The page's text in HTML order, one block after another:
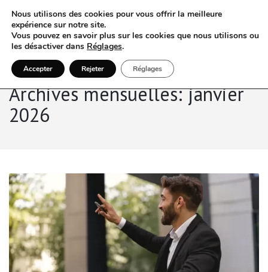
Archives mensuelles: janvier
2026
Nous utilisons des cookies pour vous offrir la meilleure
expérience sur notre site.
Vous pouvez en savoir plus sur les cookies que nous utilisons ou
les désactiver dans Réglages.
Accepter Rejeter Réglages